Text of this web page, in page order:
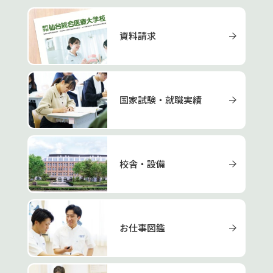
資料請求
国家試験・就職実績
校舎・設備
お仕事図鑑